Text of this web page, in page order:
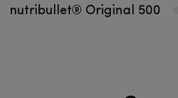
nutribullet® Original 500